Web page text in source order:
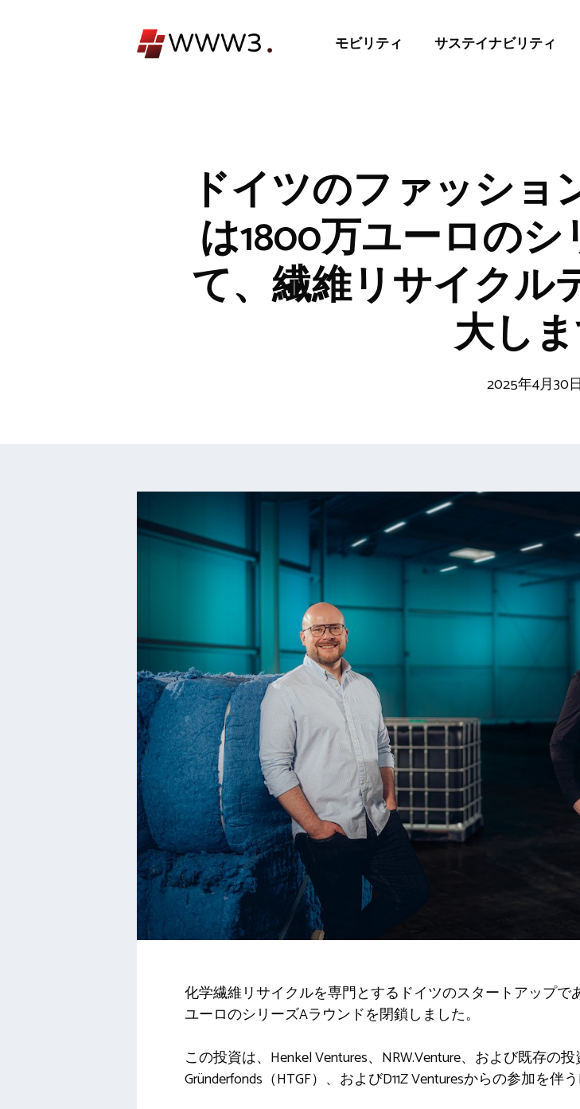
モビリティ サステイナビリティ
ドイツのファッシ
は1800万ユーロの
て、繊維リサイクル
大し
2025年4月30日
化学繊維リサイクルを専門とするドイツのスタートアップで
ユーロのシリーズAラウンドを閉鎖しました。
この投資は、Henkel Ventures、NRW.Venture、および既存の
Gründerfonds（HTGF）、およびD11Z Venturesからの参加を伴